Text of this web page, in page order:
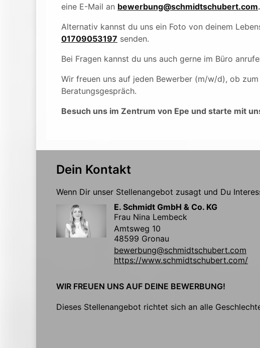
eine E-Mail an bewerbung@schmidtschubert.com.
Alternativ kannst du uns ein Foto von deinem
01709053197 senden.
Bei Fragen kannst du uns auch gerne im Büro
Wir freuen uns auf jeden Bewerber (m/w/d), ob
Beratungsgespräch.
Besuch uns im Zentrum von Epe und starte mit
Dein Kontakt
Wenn Dir unser Stellenangebot zusagt und Du
E. Schmidt GmbH & Co. KG
Frau Nina Lembeck
Amtsweg 10
48599 Gronau
bewerbung@schmidtschubert.com
https://www.schmidtschubert.com/
WIR FREUEN UNS AUF DEINE BEWERBUNG!
Dieses Stellenangebot richtet sich an alle